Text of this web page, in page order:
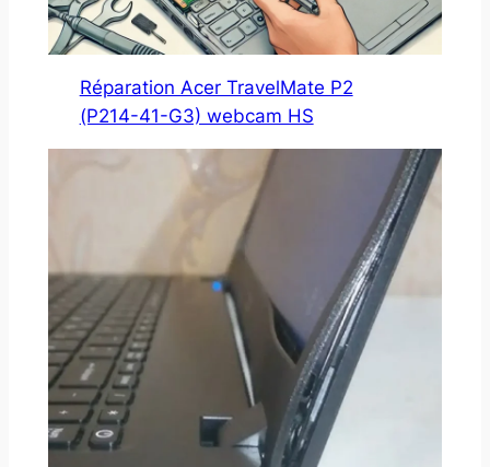
Réparation Acer TravelMate P2
(P214-41-G3) webcam HS